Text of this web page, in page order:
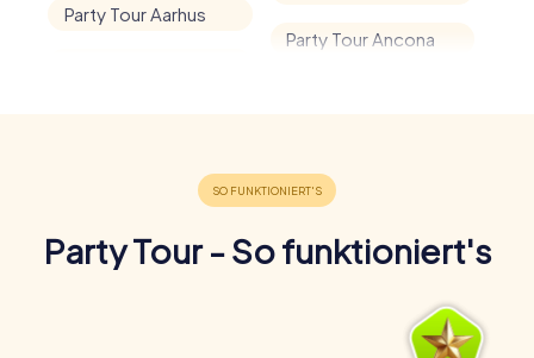
Party Tour Aarhus
Party Tour Alessandria
Party Tour Ancona
Party Tour Annecy
Party Tour Antwerpen
Party Tour Arnheim
Party Tour - So funktioniert's